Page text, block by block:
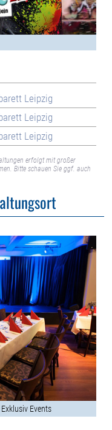
Leipzig
Leipzig
Leipzig
erfolgt mit großer
Bitte schauen Sie ggf. auch
Events